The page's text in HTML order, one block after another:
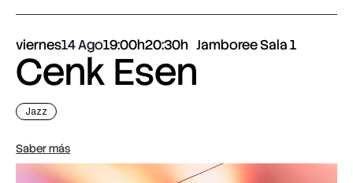
viernes14 Ago19:00h20:30h Jamboree Sala 1
Cenk Esen
Jazz
Saber más